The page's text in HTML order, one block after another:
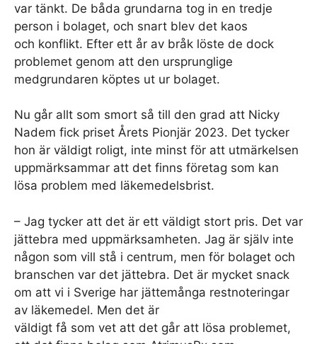
var tänkt. De båda grundarna tog in en tredje
person i bolaget, och snart blev det kaos
och konflikt. Efter ett år av bråk löste de dock
problemet genom att den ursprunglige
medgrundaren köptes ut ur bolaget.
Nu går allt som smort så till den grad att Nicky
Nadem fick priset Årets Pionjär 2023. Det tycker
hon är väldigt roligt, inte minst för att utmärkelsen
uppmärksammar att det finns företag som kan
lösa problem med läkemedelsbrist.
– Jag tycker att det är ett väldigt stort pris. Det var
jättebra med uppmärksamheten. Jag är själv inte
någon som vill stå i centrum, men för bolaget och
branschen var det jättebra. Det är mycket snack
om att vi i Sverige har jättemånga restnoteringar
av läkemedel. Men det är
väldigt få som vet att det går att lösa problemet,